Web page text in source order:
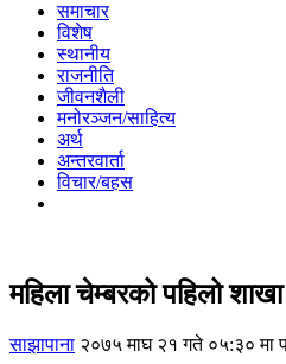
समाचार
विशेष
स्थानीय
राजनीति
जीवनशैली
मनोरञ्जन/साहित्य
अर्थ
अन्तरवार्ता
विचार/बहस
महिला चेम्बरको पहिलो शाखा
साझापाना २०७५ माघ २१ गते ०५:३० मा